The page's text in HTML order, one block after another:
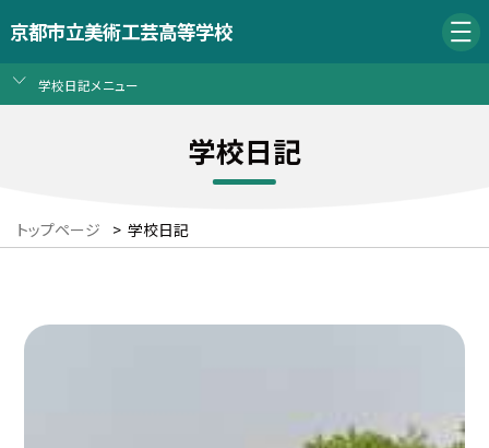
京都市立美術工芸高等学校
学校日記メニュー
学校日記
トップページ > 学校日記